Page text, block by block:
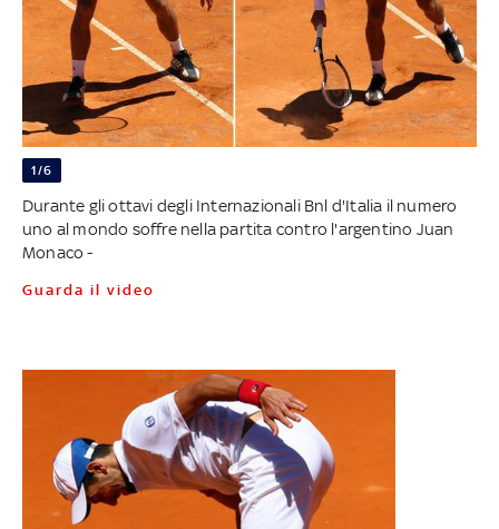
1/6
Durante gli ottavi degli Internazionali Bnl d'Italia il numero
uno al mondo soffre nella partita contro l'argentino Juan
Monaco -
Guarda il video